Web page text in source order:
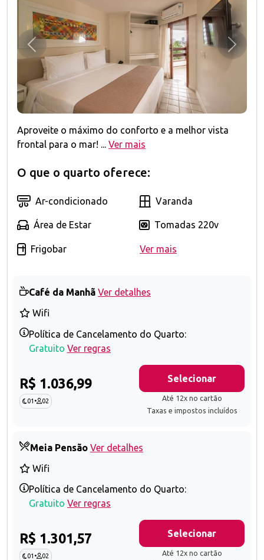
Anterior
Aproveite o máximo do conforto e a melhor vista
frontal para o mar! ... Ver mais
O que o quarto oferece:
Ar-condicionado Varanda
Área de Estar Tomadas 220v
Frigobar Ver mais
Café da Manhã Ver detalhes
Wifi
Política de Cancelamento do Quarto:
Gratuito Ver regras
R$ 1.036,99
01 • 02
Selecionar
Até 12x no cartão
Taxas e impostos incluídos
Meia Pensão Ver detalhes
Wifi
Política de Cancelamento do Quarto:
Gratuito Ver regras
R$ 1.301,57
01 • 02
Selecionar
Até 12x no cartão